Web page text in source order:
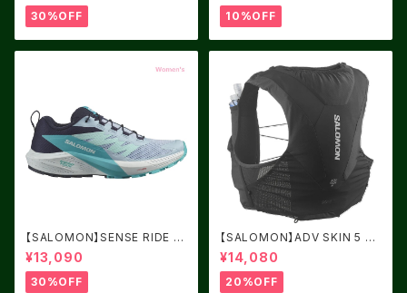
30%OFF 10%OFF
【SALOMON】SENSE RIDE 5
Women Cashmere Blue / C
arbon / Peacock Blue
¥13,090
30%OFF
【SALOMON】ADV SKIN 5 BL
ACK
¥14,080
20%OFF